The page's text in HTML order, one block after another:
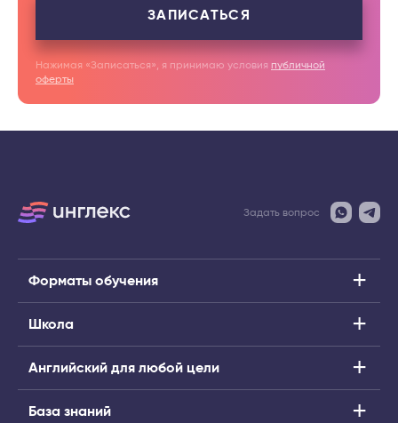
ЗАПИСАТЬСЯ
Нажимая «Записаться», я принимаю условия публичной
оферты
Задать вопрос
Форматы обучения
Школа
Английский для любой цели
База знаний